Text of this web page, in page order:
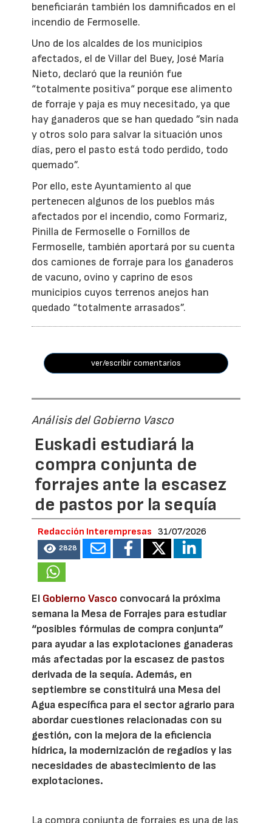
beneficiarán también los damnificados en el
incendio de Fermoselle.
Uno de los alcaldes de los municipios
afectados, el de Villar del Buey, José María
Nieto, declaró que la reunión fue
“totalmente positiva“ porque ese alimento
de forraje y paja es muy necesitado, ya que
hay ganaderos que se han quedado ”sin nada
y otros solo para salvar la situación unos
días, pero el pasto está todo perdido, todo
quemado”.
Por ello, este Ayuntamiento al que
pertenecen algunos de los pueblos más
afectados por el incendio, como Formariz,
Pinilla de Fermoselle o Fornillos de
Fermoselle, también aportará por su cuenta
dos camiones de forraje para los ganaderos
de vacuno, ovino y caprino de esos
municipios cuyos terrenos anejos han
quedado “totalmente arrasados”.
ver/escribir comentarios
Análisis del Gobierno Vasco
Euskadi estudiará la
compra conjunta de
forrajes ante la escasez
de pastos por la sequía
Redacción Interempresas 31/07/2026
2828
El Gobierno Vasco convocará la próxima
semana la Mesa de Forrajes para estudiar
“posibles fórmulas de compra conjunta”
para ayudar a las explotaciones ganaderas
más afectadas por la escasez de pastos
derivada de la sequía. Además, en
septiembre se constituirá una Mesa del
Agua específica para el sector agrario para
abordar cuestiones relacionadas con su
gestión, con la mejora de la eficiencia
hídrica, la modernización de regadíos y las
necesidades de abastecimiento de las
explotaciones.
La compra conjunta de forrajes es una de las